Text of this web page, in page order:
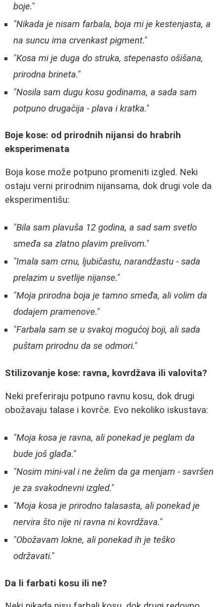
boje."
"Nikada je nisam farbala, boja mi je kestenjasta, a
na suncu ima crvenkast pigment."
"Kosa mi je duga do struka, stepenasto ošišana,
prirodna brineta."
"Nosila sam dugu kosu godinama, a sada sam
potpuno drugačija - plava i kratka."
Boje kose: od prirodnih nijansi do hrabrih
eksperimenata
Boja kose može potpuno promeniti izgled. Neki
ostaju verni prirodnim nijansama, dok drugi vole da
eksperimentišu:
"Bila sam plavuša 12 godina, a sad sam svetlo
smeđa sa zlatno plavim prelivom."
"Imala sam crnu, ljubičastu, narandžastu - sada
prelazim u svetlije nijanse."
"Moja prirodna boja je tamno smeđa, ali volim da
dodajem pramenove."
"Farbala sam se u svakoj mogućoj boji, ali sada
puštam prirodnu da se odmori."
Stilizovanje kose: ravna, kovrdžava ili valovita?
Neki preferiraju potpuno ravnu kosu, dok drugi
obožavaju talase i kovrče. Evo nekoliko iskustava:
"Moja kosa je ravna, ali ponekad je peglam da
bude još glađa."
"Nosim mini-val i ne želim da ga menjam - savršen
je za svakodnevni izgled."
"Moja kosa je prirodno talasasta, ali ponekad je
nervira što nije ni ravna ni kovrdžava."
"Obožavam lokne, ali ponekad ih je teško
održavati."
Da li farbati kosu ili ne?